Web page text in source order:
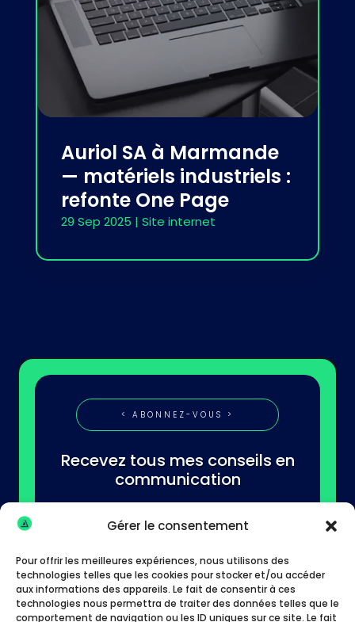
Gérer le consentement
Pour offrir les meilleures expériences, nous utilisons des
technologies telles que les cookies pour stocker et/ou accéder
aux informations des appareils. Le fait de consentir à ces
technologies nous permettra de traiter des données telles que le
comportement de navigation ou les ID uniques sur ce site. Le fait
Auriol SA à Marmande
— matériels industriels :
refonte One Page
29 Sep 2025 | Site internet
< ABONNEZ-VOUS >
Recevez tous mes conseils en
communication
S'abonner